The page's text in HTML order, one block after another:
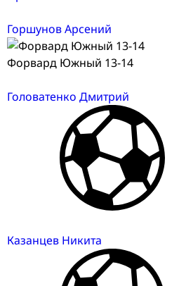
Горшунов Арсений
Форвард Южный 13-14
Головатенко Дмитрий
Казанцев Никита